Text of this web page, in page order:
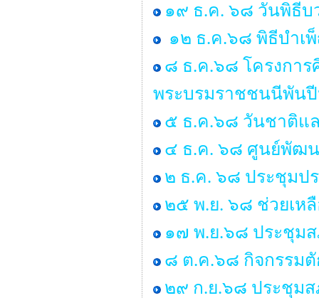
๑๙ ธ.ค. ๖๘ วันพิธีบ
๑๒ ธ.ค.๖๘ พิธีบำ
๘ ธ.ค.๖๘ โครงการ
พระบรมราชชนนีพัน
๕ ธ.ค.๖๘ วันชาติแ
๔ ธ.ค. ๖๘ ศูนย์พัฒน
๒ ธ.ค. ๖๘ ประชุมป
๒๕ พ.ย. ๖๘ ช่วยเห
๑๗ พ.ย.๖๘ ประชุม
๘ ต.ค.๖๘ กิจกรรม
๒๙ ก.ย.๖๘ ประชุม